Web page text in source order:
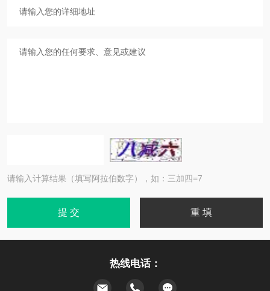
请输入计算结果（填写阿拉伯数字），如：三加四=7
热线电话：